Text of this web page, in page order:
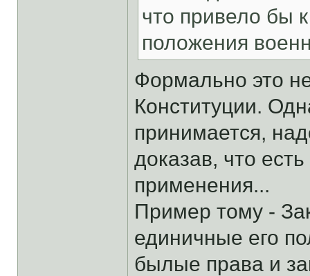
что привело бы
положения
Формально это
Конституции.
принимается,
доказав, что
применения...
Пример тому -
единичные его
былые права и